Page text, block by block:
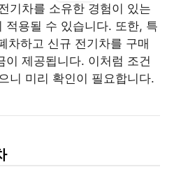
기차를 소유한 경험이 있는
적용될 수 있습니다. 또한, 특
차하고 신규 전기차를 구매
이 제공됩니다. 이처럼 조건
니 미리 확인이 필요합니다.